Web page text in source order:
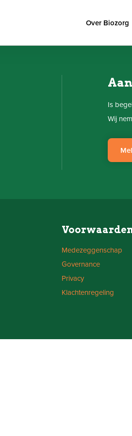
Over Biozorg
Is
Wij
Medezeggenschap
Governance
Privacy
Klachtenregeling